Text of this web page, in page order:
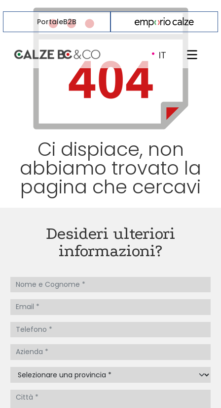
PortaleB2B
IT
·
Ci dispiace, non
abbiamo trovato la
pagina che cercavi
Desideri ulteriori
informazioni?